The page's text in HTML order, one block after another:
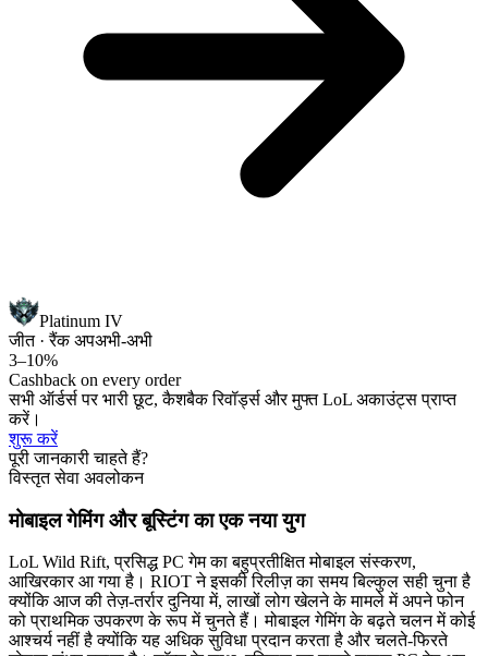
Platinum IV
जीत · रैंक अपअभी-अभी
3–10%
Cashback on every order
सभी ऑर्डर्स पर भारी छूट, कैशबैक रिवॉर्ड्स और मुफ्त LoL अकाउंट्स प्राप्त
करें।
शुरू करें
पूरी जानकारी चाहते हैं?
विस्तृत सेवा अवलोकन
मोबाइल गेमिंग और बूस्टिंग का एक नया युग
LoL Wild Rift, प्रसिद्ध PC गेम का बहुप्रतीक्षित मोबाइल संस्करण,
आखिरकार आ गया है। RIOT ने इसकी रिलीज़ का समय बिल्कुल सही चुना है
क्योंकि आज की तेज़-तर्रार दुनिया में, लाखों लोग खेलने के मामले में अपने फोन
को प्राथमिक उपकरण के रूप में चुनते हैं। मोबाइल गेमिंग के बढ़ते चलन में कोई
आश्चर्य नहीं है क्योंकि यह अधिक सुविधा प्रदान करता है और चलते-फिरते